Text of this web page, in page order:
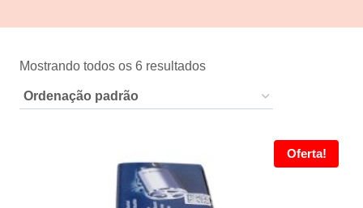
Mostrando todos os 6 resultados
Oferta!